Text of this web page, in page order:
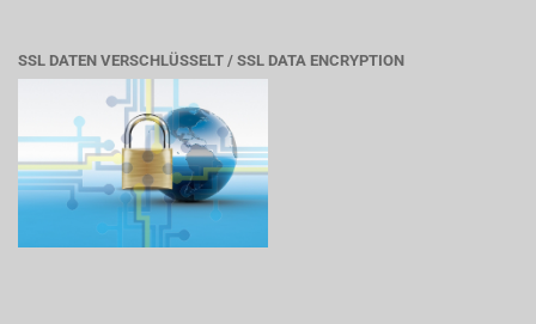
SSL DATEN VERSCHLÜSSELT / SSL DATA ENCRYPTION